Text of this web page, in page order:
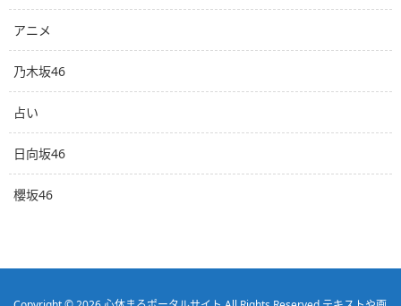
アニメ
乃木坂46
占い
日向坂46
櫻坂46